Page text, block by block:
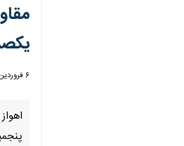
۶ فروردین ۱۴۰۵، ۰:۴۲